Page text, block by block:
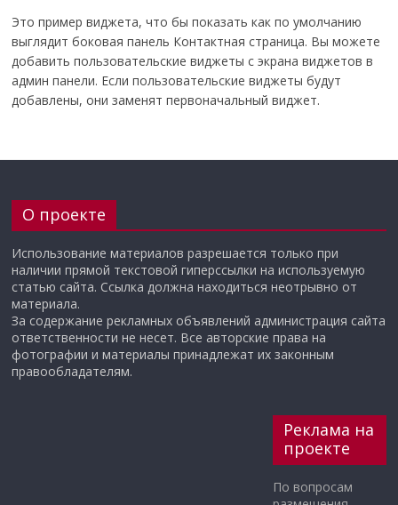
Это пример виджета, что бы показать как по умолчанию
выглядит боковая панель Контактная страница. Вы можете
добавить пользовательские виджеты с экрана виджетов в
админ панели. Если пользовательские виджеты будут
добавлены, они заменят первоначальный виджет.
О проекте
Использование материалов разрешается только при
наличии прямой текстовой гиперссылки на используемую
статью сайта. Ссылка должна находиться неотрывно от
материала.
За содержание рекламных объявлений администрация сайта
ответственности не несет. Все авторские права на
фотографии и материалы принадлежат их законным
правообладателям.
Реклама на
проекте
По вопросам